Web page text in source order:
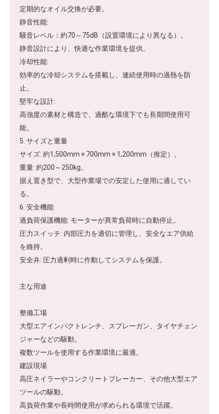
定期的なオイル交換が必要。
静音性能:
騒音レベル：約70～75dB（設置環境により異なる）。
静音設計により、快適な作業環境を提供。
冷却性能:
効率的な冷却システムを搭載し、連続使用時の過熱を防
止。
堅牢な設計:
高強度の素材と構造で、過酷な環境下でも長期間使用可
能。
5. サイズと重量
サイズ: 約1,500mm × 700mm × 1,200mm（推定）。
重量: 約200～250kg。
据え置き型で、大型作業場での安定した使用に適してい
る。
6. 安全機能
過負荷保護機能: モーターが異常負荷時に自動停止。
圧力スイッチ: 内部圧力を適切に管理し、安全なエア供給
を維持。
安全弁: 圧力過剰時に作動してシステムを保護。
主な用途
整備工場
大型エアインパクトレンチ、スプレーガン、タイヤチェン
ジャーなどの駆動。
複数ツールを使用する作業環境に最適。
建設現場
高圧ネイラーやコンクリートブレーカー、その他大型エア
ツールの駆動。
高負荷作業や長時間使用が求められる環境で活躍。